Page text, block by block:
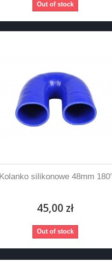
Out of stock
Kolanko silikonowe 48mm 180'
45,00 zł
Out of stock